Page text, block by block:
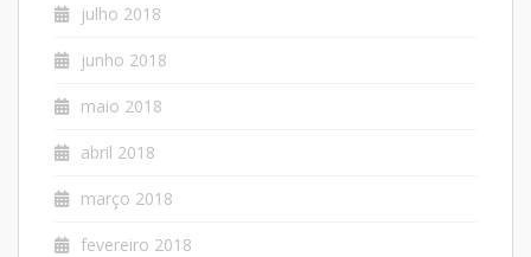
julho 2018
junho 2018
maio 2018
abril 2018
março 2018
fevereiro 2018